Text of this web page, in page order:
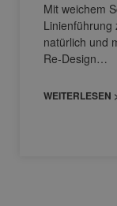
Mit weichem
Linienführung
natürlich und
Re-Design…
WEITERLESEN